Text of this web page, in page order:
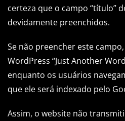
certeza que o campo “título”
devidamente preenchidos.
Se não preencher este
WordPress “Just Another
enquanto os usuários
que ele será indexado pelo
Assim, o website não